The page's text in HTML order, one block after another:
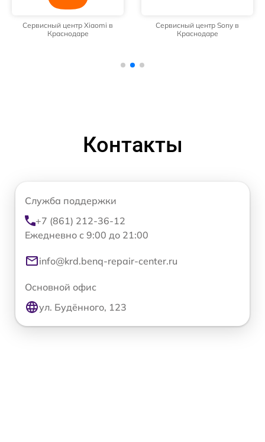
Сервисный центр Xiaomi в
Краснодаре
Сервисный центр Sony в
Краснодаре
Контакты
Служба поддержки
+7 (861) 212-36-12
Ежедневно с 9:00 до 21:00
info@krd.benq-repair-center.ru
Основной офис
ул. Будённого, 123